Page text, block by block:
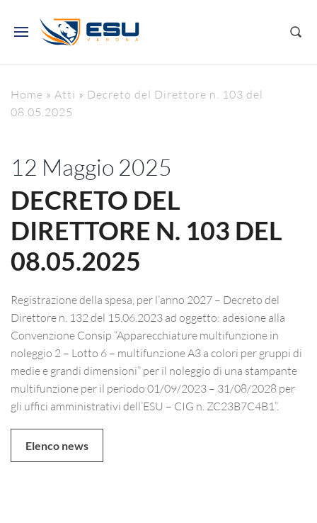
Home » Atti » Decreto del Direttore n. 103 del
08.05.2025
12 Maggio 2025
DECRETO DEL
DIRETTORE N. 103 DEL
08.05.2025
Registrazione della spesa, per l’anno 2027 – Decreto del
Direttore n. 132 del 15.06.2023 ad oggetto: adesione alla
Convenzione Consip “Apparecchiature multifunzione in
noleggio 2 – Lotto 6 – multifunzione A3 a colori per gruppi di
medie e grandi dimensioni” per il noleggio di una stampante
multifunzione per il periodo 01/09/2023 – 31/08/2028 per
gli uffici amministrativi dell’ESU – CIG n. ZC23B7C4B1”.
Elenco news